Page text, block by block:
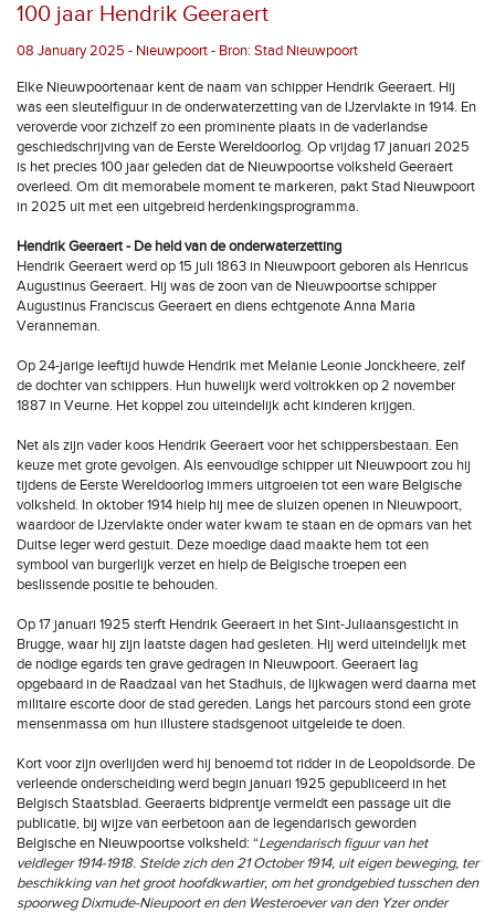
100 jaar Hendrik Geeraert
08 January 2025 - Nieuwpoort - Bron: Stad Nieuwpoort
Elke Nieuwpoortenaar kent de naam van schipper Hendrik Geeraert. Hij
was een sleutelfiguur in de onderwaterzetting van de IJzervlakte in 1914. En
veroverde voor zichzelf zo een prominente plaats in de vaderlandse
geschiedschrijving van de Eerste Wereldoorlog. Op vrijdag 17 januari 2025
is het precies 100 jaar geleden dat de Nieuwpoortse volksheld Geeraert
overleed. Om dit memorabele moment te markeren, pakt Stad Nieuwpoort
in 2025 uit met een uitgebreid herdenkingsprogramma.
Hendrik Geeraert - De held van de onderwaterzetting
Hendrik Geeraert werd op 15 juli 1863 in Nieuwpoort geboren als Henricus
Augustinus Geeraert. Hij was de zoon van de Nieuwpoortse schipper
Augustinus Franciscus Geeraert en diens echtgenote Anna Maria
Veranneman.
Op 24-jarige leeftijd huwde Hendrik met Melanie Leonie Jonckheere, zelf
de dochter van schippers. Hun huwelijk werd voltrokken op 2 november
1887 in Veurne. Het koppel zou uiteindelijk acht kinderen krijgen.
Net als zijn vader koos Hendrik Geeraert voor het schippersbestaan. Een
keuze met grote gevolgen. Als eenvoudige schipper uit Nieuwpoort zou hij
tijdens de Eerste Wereldoorlog immers uitgroeien tot een ware Belgische
volksheld. In oktober 1914 hielp hij mee de sluizen openen in Nieuwpoort,
waardoor de IJzervlakte onder water kwam te staan en de opmars van het
Duitse leger werd gestuit. Deze moedige daad maakte hem tot een
symbool van burgerlijk verzet en hielp de Belgische troepen een
beslissende positie te behouden.
Op 17 januari 1925 sterft Hendrik Geeraert in het Sint-Juliaansgesticht in
Brugge, waar hij zijn laatste dagen had gesleten. Hij werd uiteindelijk met
de nodige egards ten grave gedragen in Nieuwpoort. Geeraert lag
opgebaard in de Raadzaal van het Stadhuis, de lijkwagen werd daarna met
militaire escorte door de stad gereden. Langs het parcours stond een grote
mensenmassa om hun illustere stadsgenoot uitgeleide te doen.
Kort voor zijn overlijden werd hij benoemd tot ridder in de Leopoldsorde. De
verleende onderscheiding werd begin januari 1925 gepubliceerd in het
Belgisch Staatsblad. Geeraerts bidprentje vermeldt een passage uit die
publicatie, bij wijze van eerbetoon aan de legendarisch geworden
Belgische en Nieuwpoortse volksheld: “Legendarisch figuur van het
veldleger 1914-1918. Stelde zich den 21 October 1914, uit eigen beweging, ter
beschikking van het groot hoofdkwartier, om het grondgebied tusschen den
spoorweg Dixmude-Nieupoort en den Westeroever van den Yzer onder